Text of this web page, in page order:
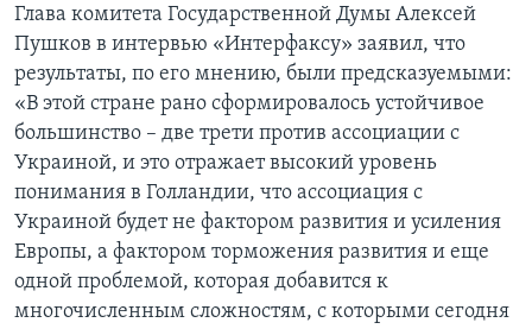
Глава комитета Государственной Думы Алексей
Пушков в интервью «Интерфаксу» заявил, что
результаты, по его мнению, были предсказуемыми:
«В этой стране рано сформировалось устойчивое
большинство – две трети против ассоциации с
Украиной, и это отражает высокий уровень
понимания в Голландии, что ассоциация с
Украиной будет не фактором развития и усиления
Европы, а фактором торможения развития и еще
одной проблемой, которая добавится к
многочисленным сложностям, с которыми сегодня